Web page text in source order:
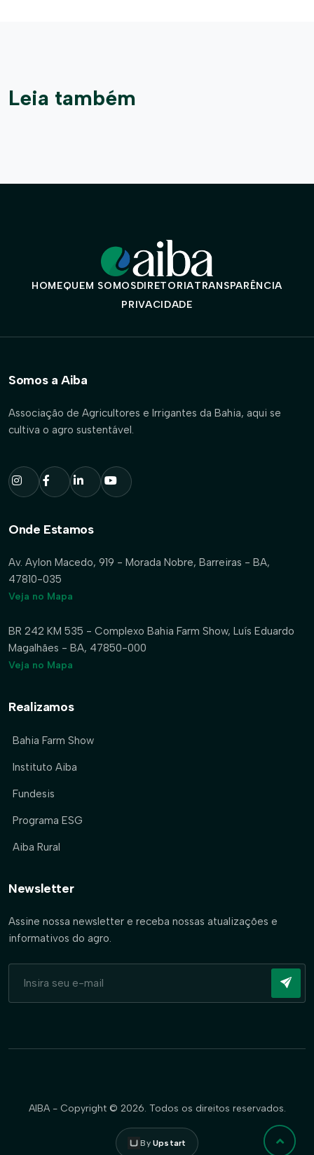
Leia também
HOMEQUEM SOMOSDIRETORIATRANSPARÊNCIA
PRIVACIDADE
Somos a Aiba
Associação de Agricultores e Irrigantes da Bahia, aqui se
cultiva o agro sustentável.
Onde Estamos
Av. Aylon Macedo, 919 - Morada Nobre, Barreiras - BA,
47810-035
Veja no Mapa
BR 242 KM 535 - Complexo Bahia Farm Show, Luís Eduardo
Magalhães - BA, 47850-000
Veja no Mapa
Realizamos
Bahia Farm Show
Instituto Aiba
Fundesis
Programa ESG
Aiba Rural
Newsletter
Assine nossa newsletter e receba nossas atualizações e
informativos do agro.
AIBA - Copyright © 2026. Todos os direitos reservados.
ByUpstart